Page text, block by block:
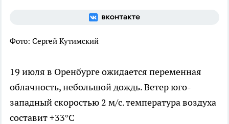
Фото: Сергей Кутимский
19 июля в Оренбурге ожидается переменная
облачность, небольшой дождь. Ветер юго-
западный скоростью 2 м/с. температура воздуха
составит +33°C